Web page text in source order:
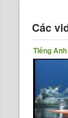
Các
Tiếng